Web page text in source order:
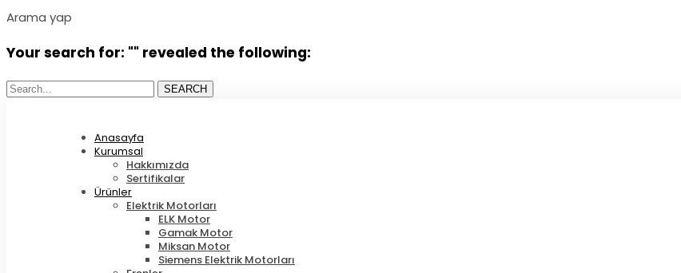
Arama yap
Your search for: "" revealed the following:
Search... SEARCH
Anasayfa
Kurumsal
Hakkımızda
Sertifikalar
Ürünler
Elektrik Motorları
ELK Motor
Gamak Motor
Miksan Motor
Siemens Elektrik Motorları